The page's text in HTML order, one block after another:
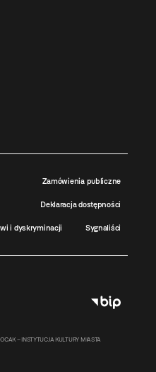
Zamówienia publiczne
Deklaracja dostępności
i dyskryminacji Sygnaliści
– INSTYTUCJA KULTURY MIASTA